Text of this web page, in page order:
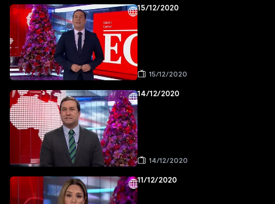
15/12/2020
15/12/2020
14/12/2020
14/12/2020
11/12/2020